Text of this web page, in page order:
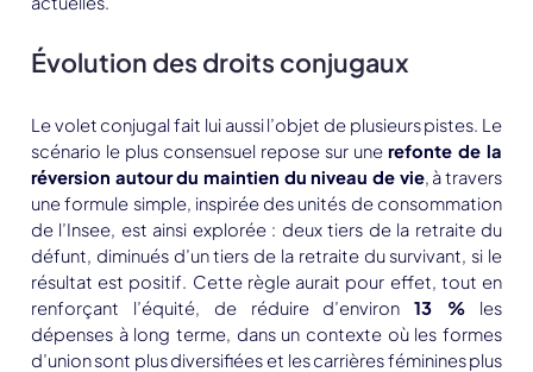
Évolution des droits conjugaux
Le volet conjugal fait lui aussi l’objet de plusieurs pistes. Le
scénario le plus consensuel repose sur unerefonte de la
réversion autour du maintien du niveau de vie, à travers
une formule simple, inspirée des unités de consommation
de l’Insee, est ainsi explorée : deux tiers de la retraite du
défunt, diminués d’un tiers de la retraite du survivant, si le
résultat est positif. Cette règle aurait pour effet, tout en
renforçant l’équité, de réduire d’environ13 % les
dépenses à long terme, dans un contexte où les formes
d’union sont plus diversifiées et les carrières féminines plus